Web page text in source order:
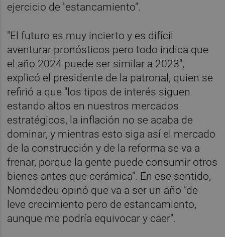
ejercicio de "estancamiento".
"El futuro es muy incierto y es difícil
aventurar pronósticos pero todo indica que
el año 2024 puede ser similar a 2023",
explicó el presidente de la patronal, quien se
refirió a que "los tipos de interés siguen
estando altos en nuestros mercados
estratégicos, la inflación no se acaba de
dominar, y mientras esto siga así el mercado
de la construcción y de la reforma se va a
frenar, porque la gente puede consumir otros
bienes antes que cerámica". En ese sentido,
Nomdedeu opinó que va a ser un año "de
leve crecimiento pero de estancamiento,
aunque me podría equivocar y caer".